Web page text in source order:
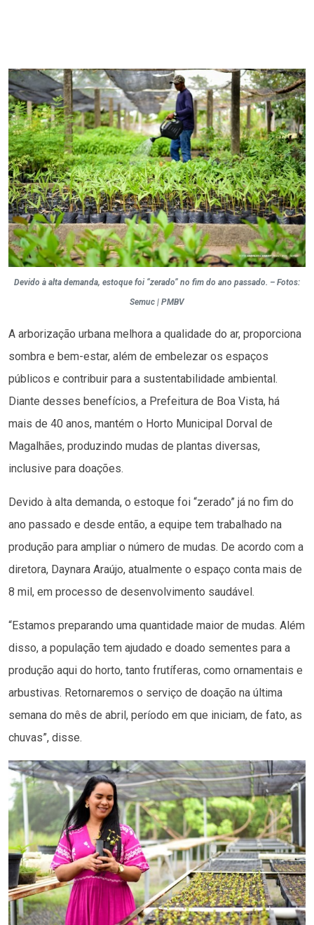
Devido à alta demanda, estoque foi “zerado” no fim do ano passado. – Fotos:
Semuc | PMBV
A arborização urbana melhora a qualidade do ar, proporciona
sombra e bem-estar, além de embelezar os espaços
públicos e contribuir para a sustentabilidade ambiental.
Diante desses benefícios, a Prefeitura de Boa Vista, há
mais de 40 anos, mantém o Horto Municipal Dorval de
Magalhães, produzindo mudas de plantas diversas,
inclusive para doações.
Devido à alta demanda, o estoque foi “zerado” já no fim do
ano passado e desde então, a equipe tem trabalhado na
produção para ampliar o número de mudas. De acordo com a
diretora, Daynara Araújo, atualmente o espaço conta mais de
8 mil, em processo de desenvolvimento saudável.
“Estamos preparando uma quantidade maior de mudas. Além
disso, a população tem ajudado e doado sementes para a
produção aqui do horto, tanto frutíferas, como ornamentais e
arbustivas. Retornaremos o serviço de doação na última
semana do mês de abril, período em que iniciam, de fato, as
chuvas”, disse.